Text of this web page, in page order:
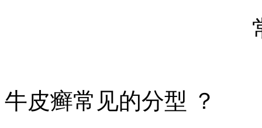
牛皮癣常见的分型 ？